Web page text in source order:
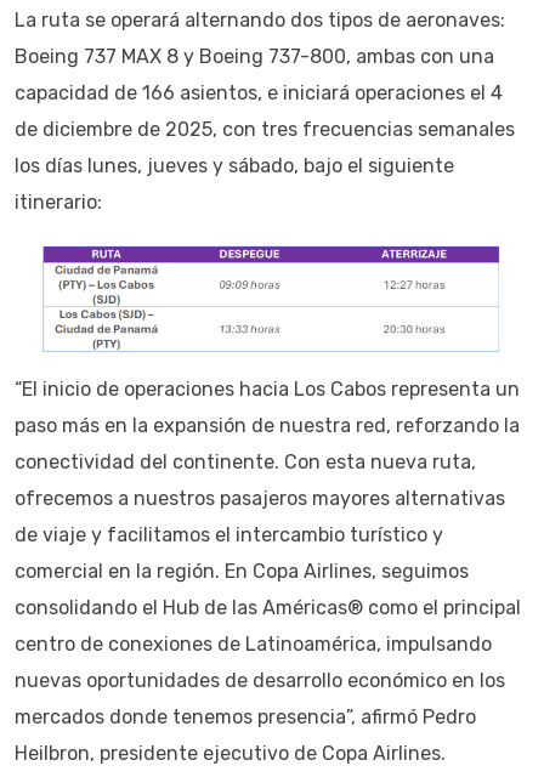
La ruta se operará alternando dos tipos de aeronaves:
Boeing 737 MAX 8 y Boeing 737-800, ambas con una
capacidad de 166 asientos, e iniciará operaciones el 4
de diciembre de 2025, con tres frecuencias semanales
los días lunes, jueves y sábado, bajo el siguiente
itinerario:
“El inicio de operaciones hacia Los Cabos representa un
paso más en la expansión de nuestra red, reforzando la
conectividad del continente. Con esta nueva ruta,
ofrecemos a nuestros pasajeros mayores alternativas
de viaje y facilitamos el intercambio turístico y
comercial en la región. En Copa Airlines, seguimos
consolidando el Hub de las Américas® como el principal
centro de conexiones de Latinoamérica, impulsando
nuevas oportunidades de desarrollo económico en los
mercados donde tenemos presencia”, afirmó Pedro
Heilbron, presidente ejecutivo de Copa Airlines.